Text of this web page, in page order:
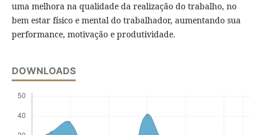
uma melhora na qualidade da realização do trabalho, no
bem estar físico e mental do trabalhador, aumentando sua
performance, motivação e produtividade.
DOWNLOADS